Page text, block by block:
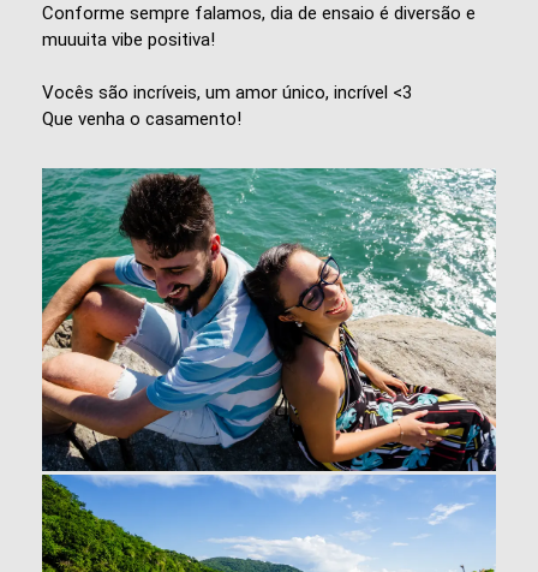
Conforme sempre falamos, dia de ensaio é diversão e
muuuita vibe positiva!
Vocês são incríveis, um amor único, incrível <3
Que venha o casamento!